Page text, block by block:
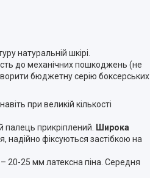
натуральній шкірі.
до механічних пошкоджень (не
бюджетну серію боксерських
при великій кількості
прикріплений.
Широка
надійно фіксуються застібкою на
– 20-25 мм латексна піна. Середня